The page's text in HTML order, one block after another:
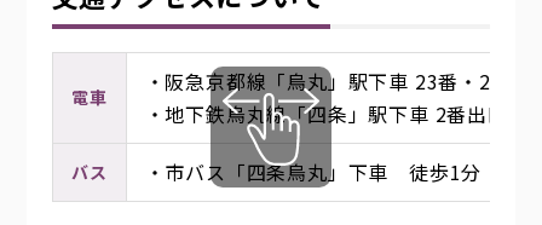
入札情報
アクセス
電車
・阪急京都線「烏丸」駅下車 23番・25
・地下鉄烏丸線「四条」駅下車 2番出口
バス ・市バス「四条烏丸」下車 徒歩1分